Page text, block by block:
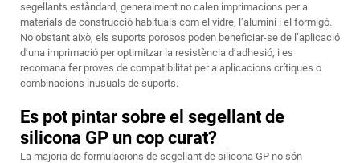
segellants estàndard, generalment no calen imprimacions per a
materials de construcció habituals com el vidre, l’alumini i el formigó.
No obstant això, els suports porosos poden beneficiar-se de l’aplicació
d’una imprimació per optimitzar la resistència d’adhesió, i es
recomana fer proves de compatibilitat per a aplicacions crítiques o
combinacions inusuals de suports.
Es pot pintar sobre el segellant de
silicona GP un cop curat?
La majoria de formulacions de segellant de silicona GP no són